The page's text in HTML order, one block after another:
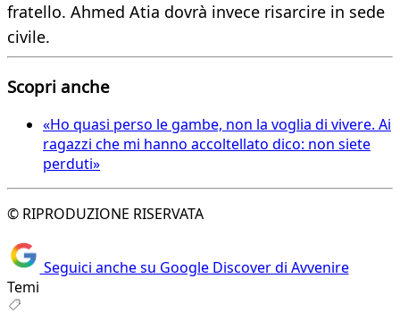
fratello. Ahmed Atia dovrà invece risarcire in sede
civile.
Scopri anche
«Ho quasi perso le gambe, non la voglia di vivere. Ai
ragazzi che mi hanno accoltellato dico: non siete
perduti»
© RIPRODUZIONE RISERVATA
Seguici anche su Google Discover di Avvenire
Temi